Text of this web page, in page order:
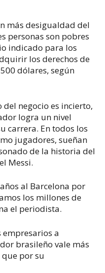
más desigualdad del
personas son pobres
indicado para los
los derechos de
dólares, según
negocio es incierto,
logra un nivel
carrera. En todos los
jugadores, sueñan
de la historia del
Messi.
al Barcelona por
los millones de
el periodista.
empresarios a
brasileño vale más
por su